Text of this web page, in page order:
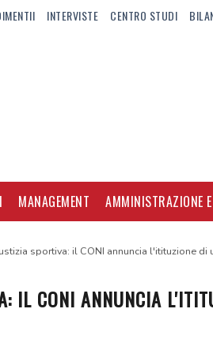
INTERVISTE CENTRO STUDI
MANAGEMENT AMMINISTRAZIONE
sportiva: il CONI annuncia l'itituzione di
IL CONI ANNUNCIA